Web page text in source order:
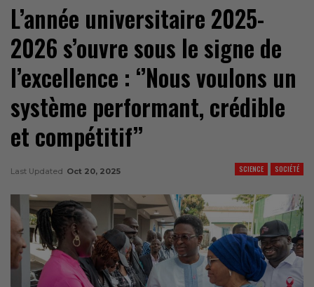
L’année universitaire 2025-
2026 s’ouvre sous le signe de
l’excellence : ‘’Nous voulons un
système performant, crédible
et compétitif’’
SCIENCE SOCIÉTÉ
Last Updated Oct 20, 2025